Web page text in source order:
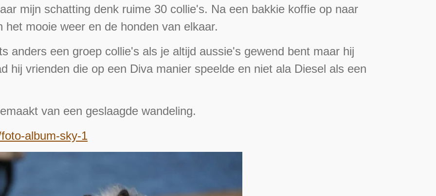
mijn schatting denk ruime 30 collie's. Na een bakkie koffie op naar
mooie weer en de honden van elkaar.
anders een groep collie's als je altijd aussie's gewend bent maar hij
hij vrienden die op een Diva manier speelde en niet ala Diesel als een
van een geslaagde wandeling.
album-sky-1